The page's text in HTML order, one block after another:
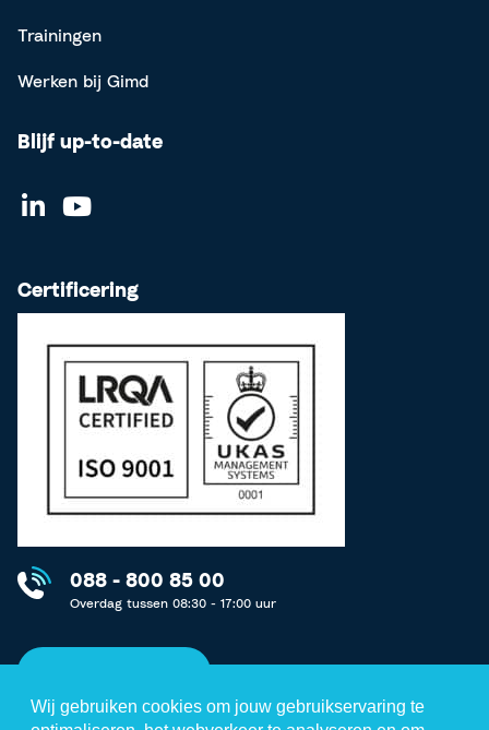
Trainingen
Werken bij Gimd
Blijf up-to-date
Certificering
088 - 800 85 00
Overdag tussen 08:30 - 17:00 uur
Wij gebruiken cookies om jouw gebruikservaring te